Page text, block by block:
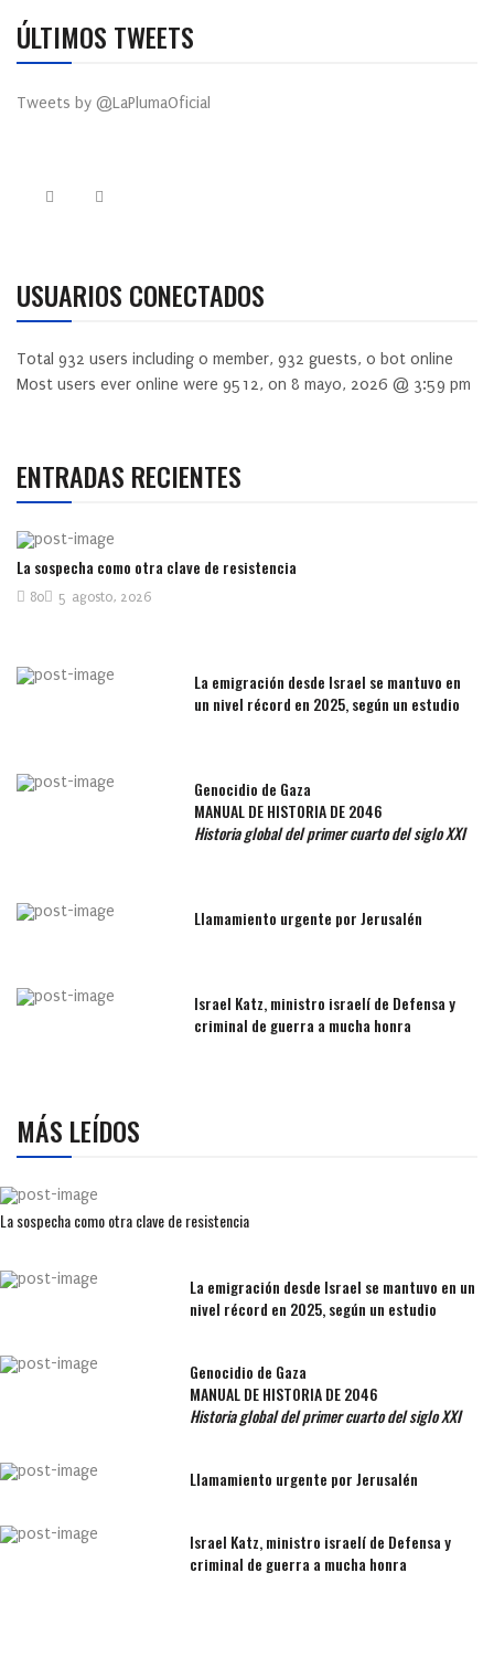
ÚLTIMOS TWEETS
Tweets by @LaPlumaOficial
USUARIOS CONECTADOS
Total 932 users including 0 member, 932 guests, 0 bot online
Most users ever online were 9512, on 8 mayo, 2026 @ 3:59 pm
ENTRADAS RECIENTES
La sospecha como otra clave de resistencia
5 agosto, 2026
80
La emigración desde Israel se mantuvo en
un nivel récord en 2025, según un estudio
Genocidio de Gaza
MANUAL DE HISTORIA DE 2046
Historia global del primer cuarto del siglo XXI
Llamamiento urgente por Jerusalén
Israel Katz, ministro israelí de Defensa y
criminal de guerra a mucha honra
MÁS LEÍDOS
La sospecha como otra clave de resistencia
La emigración desde Israel se mantuvo en un
nivel récord en 2025, según un estudio
Genocidio de Gaza
MANUAL DE HISTORIA DE 2046
Historia global del primer cuarto del siglo XXI
Llamamiento urgente por Jerusalén
Israel Katz, ministro israelí de Defensa y
criminal de guerra a mucha honra